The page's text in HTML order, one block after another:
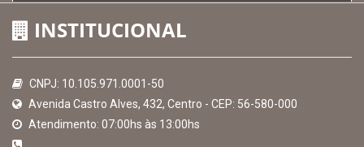
Hora:
de 2026
MAPA DO SITE